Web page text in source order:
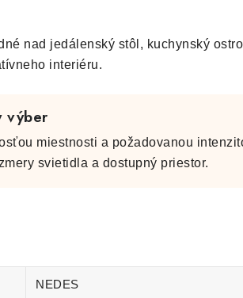
nad jedálenský stôl, kuchynský
interiéru.
výber
miestnosti a požadovanou
svietidla a dostupný priestor.
NEDES